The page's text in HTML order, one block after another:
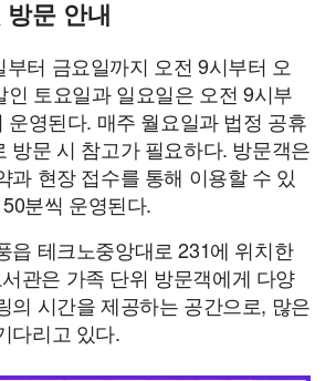
문 안내
부터 금요일까지 오전 9시부터 오
인 토요일과 일요일은 오전 9시부
운영된다. 매주 월요일과 법정 공휴
방문 시 참고가 필요하다. 방문객은
과 현장 접수를 통해 이용할 수 있
분씩 운영된다.
읍 테크노중앙대로 231에 위치한
관은 가족 단위 방문객에게 다양
의 시간을 제공하는 공간으로, 많은
다리고 있다.